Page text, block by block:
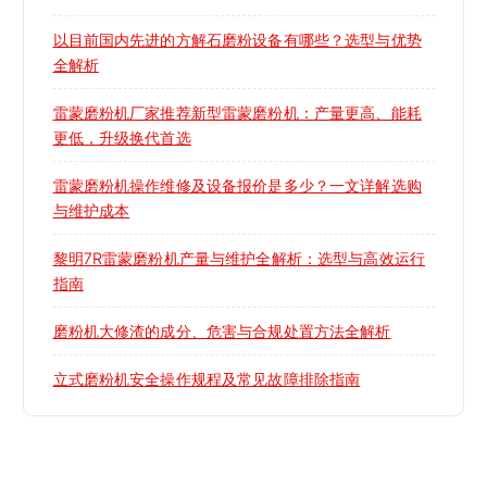
以目前国内先进的方解石磨粉设备有哪些？选型与优势
全解析
雷蒙磨粉机厂家推荐新型雷蒙磨粉机：产量更高、能耗
更低，升级换代首选
雷蒙磨粉机操作维修及设备报价是多少？一文详解选购
与维护成本
黎明7R雷蒙磨粉机产量与维护全解析：选型与高效运行
指南
磨粉机大修渣的成分、危害与合规处置方法全解析
立式磨粉机安全操作规程及常见故障排除指南